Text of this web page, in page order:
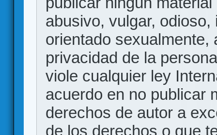
abusivo, vulgar,
orientado sexualmente,
privacidad de la
viole cualquier ley
acuerdo en no publicar
derechos de autor a
de los derechos o que